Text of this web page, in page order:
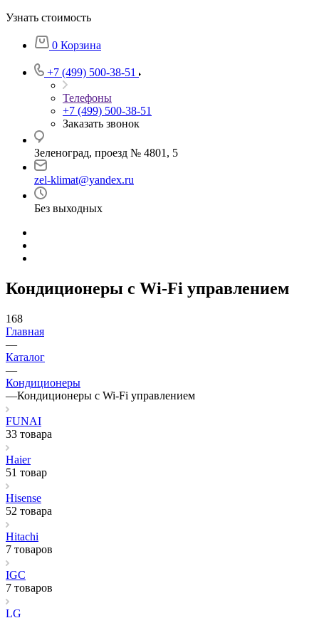
Узнать стоимость
0 Корзина
+7 (499) 500-38-51
Телефоны
+7 (499) 500-38-51
Заказать звонок
Зеленоград, проезд № 4801, 5
zel-klimat@yandex.ru
Без выходных
Кондиционеры с Wi-Fi управлением
168
Главная
—
Каталог
—
Кондиционеры
—Кондиционеры с Wi-Fi управлением
FUNAI
33 товара
Haier
51 товар
Hisense
52 товара
Hitachi
7 товаров
IGC
7 товаров
LG